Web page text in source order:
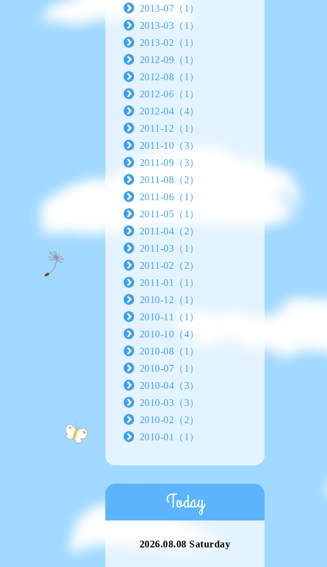
2013-07（1）
2013-03（1）
2013-02（1）
2012-09（1）
2012-08（1）
2012-06（1）
2012-04（4）
2011-12（1）
2011-10（3）
2011-09（3）
2011-08（2）
2011-06（1）
2011-05（1）
2011-04（2）
2011-03（1）
2011-02（2）
2011-01（1）
2010-12（1）
2010-11（1）
2010-10（4）
2010-08（1）
2010-07（1）
2010-04（3）
2010-03（3）
2010-02（2）
2010-01（1）
Today
2026.08.08 Saturday